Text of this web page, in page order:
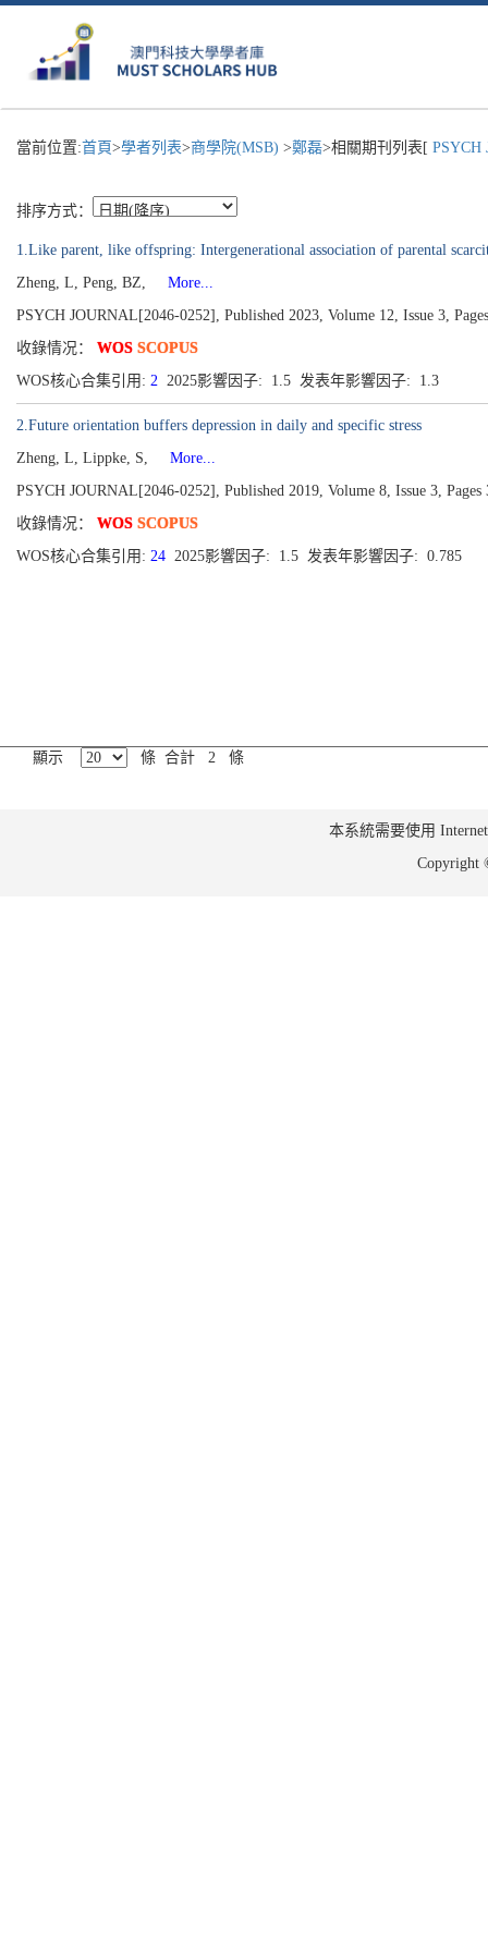
當前位置:首頁>學者列表>商學院(MSB) >鄭磊>相關期刊列表[ PSYCH
排序方式：
1.Like parent, like offspring: Intergenerational association of parental
Zheng, L, Peng, BZ,
More...
PSYCH JOURNAL[2046-0252], Published 2023, Volume 12, Issue 3,
收錄情况： WOS SCOPUS
WOS核心合集引用: 2 2025影響因子: 1.5 发表年影響因子: 1.3
2.Future orientation buffers depression in daily and specific stress
Zheng, L, Lippke, S,
More...
PSYCH JOURNAL[2046-0252], Published 2019, Volume 8, Issue 3, Pages
收錄情况： WOS SCOPUS
WOS核心合集引用: 24 2025影響因子: 1.5 发表年影響因子: 0.785
顯示 條 合計 2 條
本系統需要使用
Copyright